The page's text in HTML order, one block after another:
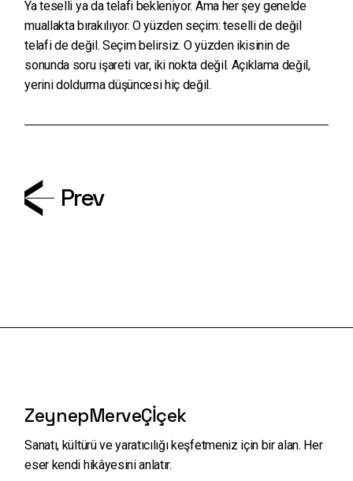
Ya teselli ya da telafi bekleniyor. Ama her şey genelde
muallakta bırakılıyor. O yüzden seçim: teselli de değil
telafi de değil. Seçim belirsiz. O yüzden ikisinin de
sonunda soru işareti var, iki nokta değil. Açıklama değil,
yerini doldurma düşüncesi hiç değil.
Prev
ZeynepMerveÇİçek
Sanatı, kültürü ve yaratıcılığı keşfetmeniz için bir alan. Her
eser kendi hikâyesini anlatır.